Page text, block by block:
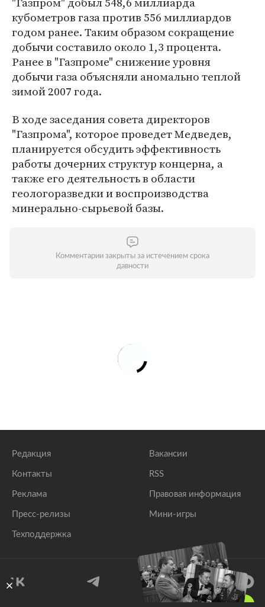
кубометров газа против 556 миллиардов
годом ранее. Таким образом сокращение
добычи составило около 1,3 процента.
Ранее в "Газпроме" снижение уровня
добычи газа объясняли аномально теплой
зимой 2007 года.
В ходе заседания совета директоров
"Газпрома", которое проведет Медведев,
планируется обсудить эффективность
работы дочерних структур концерна, а
также его деятельность в области
геологоразведки и воспроизводства
минерально-сырьевой базы.
Комментарии закрыты за истечением срока
давности
Редакция
Контакты
Реклама
Пресс-релизы
Техподдержка
Вакансии
RSS
Правовая информация
Мини-игры